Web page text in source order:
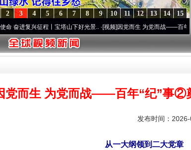
15
14
13
12
11
10
9
8
7
6
5
4
3
2
兴征程丨宝塔山下好光景..·[视频]因党而生 为党而战——百年“纪”事⑧加
党而生 为党而战——百年“纪”事②
发布时间：
从一大纲领到二大党章